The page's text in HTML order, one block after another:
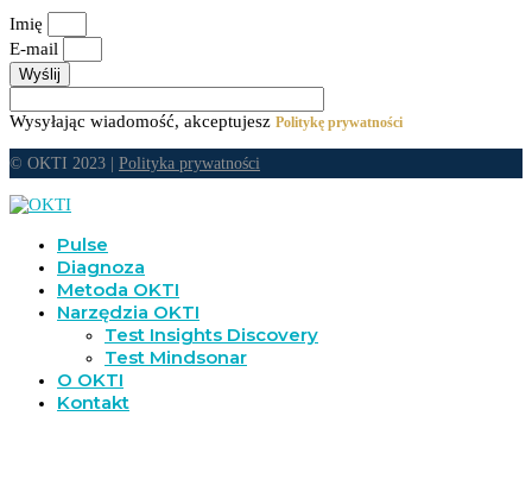
Imię
E-mail
Wyślij
Wysyłając wiadomość, akceptujesz Politykę prywatności
© OKTI 2023 | Polityka prywatności
Pulse
Diagnoza
Metoda OKTI
Narzędzia OKTI
Test Insights Discovery
Test Mindsonar
O OKTI
Kontakt